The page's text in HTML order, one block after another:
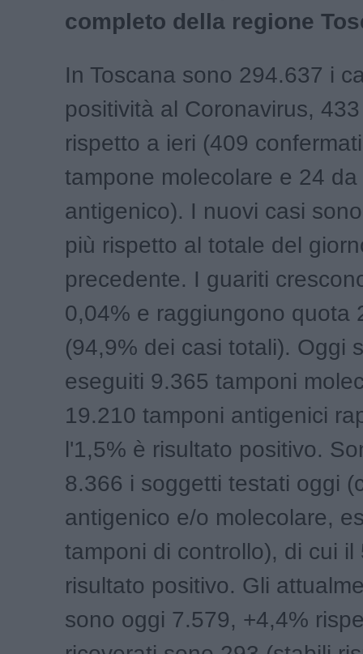
completo della regione
In Toscana sono 294.637 i
positività al Coronavirus,
rispetto a ieri (409
tampone molecolare e 24
antigenico). I nuovi casi
più rispetto al totale del
precedente. I guariti
0,04% e raggiungono quota
(94,9% dei casi totali). Oggi
eseguiti 9.365 tamponi
19.210 tamponi antigenici
l'1,5% è risultato positivo.
8.366 i soggetti testati oggi
antigenico e/o molecolare,
tamponi di controllo), di cui il
risultato positivo. Gli
sono oggi 7.579, +4,4%